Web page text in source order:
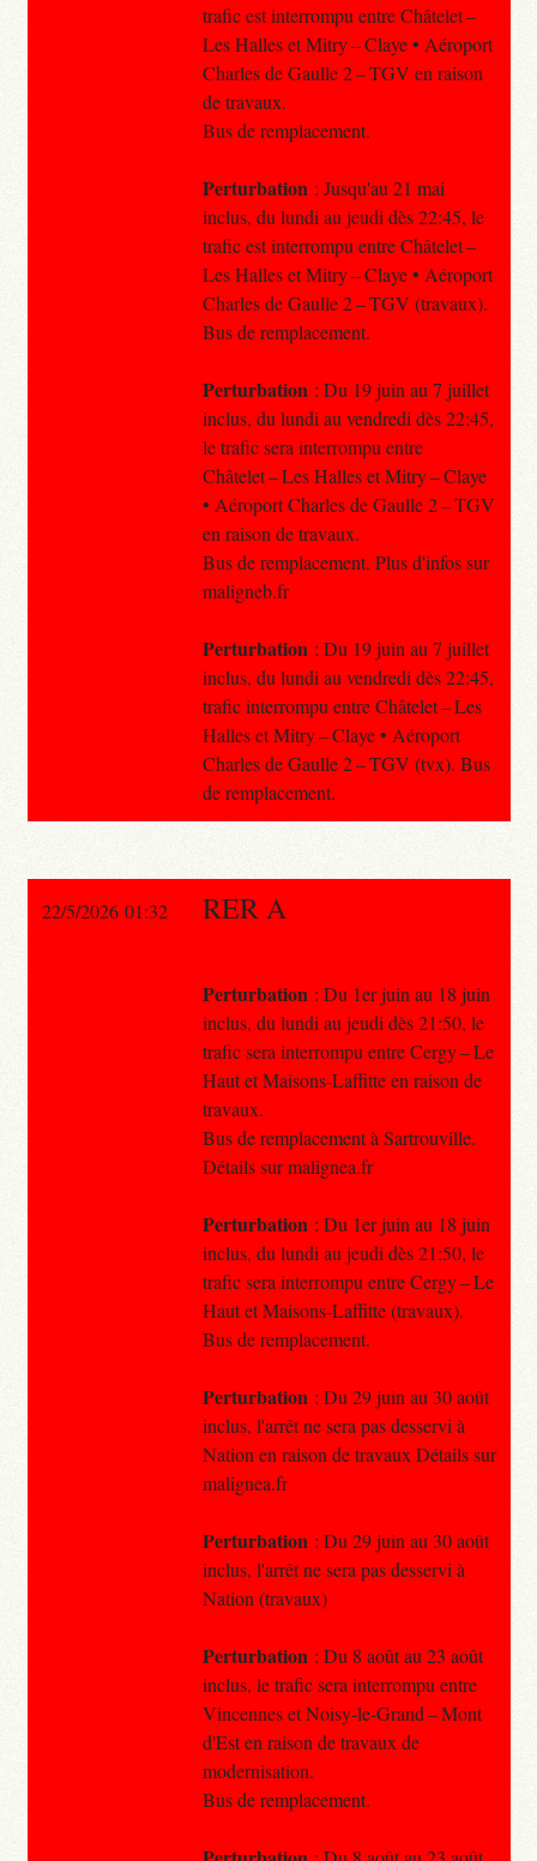
trafic est interrompu entre Châtelet –
Les Halles et Mitry – Claye • Aéroport
Charles de Gaulle 2 – TGV en raison
de travaux.
Bus de remplacement.
Perturbation : Jusqu'au 21 mai
inclus, du lundi au jeudi dès 22:45, le
trafic est interrompu entre Châtelet –
Les Halles et Mitry – Claye • Aéroport
Charles de Gaulle 2 – TGV (travaux).
Bus de remplacement.
Perturbation : Du 19 juin au 7 juillet
inclus, du lundi au vendredi dès 22:45,
le trafic sera interrompu entre
Châtelet – Les Halles et Mitry – Claye
• Aéroport Charles de Gaulle 2 – TGV
en raison de travaux.
Bus de remplacement. Plus d'infos sur
maligneb.fr
Perturbation : Du 19 juin au 7 juillet
inclus, du lundi au vendredi dès 22:45,
trafic interrompu entre Châtelet – Les
Halles et Mitry – Claye • Aéroport
Charles de Gaulle 2 – TGV (tvx). Bus
de remplacement.
22/5/2026 01:32 RER A
Perturbation : Du 1er juin au 18 juin
inclus, du lundi au jeudi dès 21:50, le
trafic sera interrompu entre Cergy – Le
Haut et Maisons-Laffitte en raison de
travaux.
Bus de remplacement à Sartrouville.
Détails sur malignea.fr
Perturbation : Du 1er juin au 18 juin
inclus, du lundi au jeudi dès 21:50, le
trafic sera interrompu entre Cergy – Le
Haut et Maisons-Laffitte (travaux).
Bus de remplacement.
Perturbation : Du 29 juin au 30 août
inclus, l'arrêt ne sera pas desservi à
Nation en raison de travaux Détails sur
malignea.fr
Perturbation : Du 29 juin au 30 août
inclus, l'arrêt ne sera pas desservi à
Nation (travaux)
Perturbation : Du 8 août au 23 août
inclus, le trafic sera interrompu entre
Vincennes et Noisy-le-Grand – Mont
d'Est en raison de travaux de
modernisation.
Bus de remplacement.